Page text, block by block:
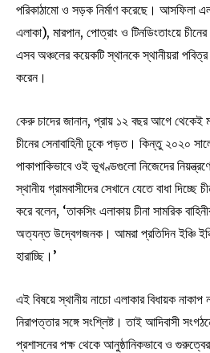
পরিকাঠামো ও সড়ক নির্মাণ করেছে। আসফিলা
এলাকা), মারপান, পোত্রাং ও টিনডিংতাংয়ে
এসব অঞ্চলের কয়েকটি স্থানকে স্থানীয়রা পবিত্র
করেন।
কেরু চাদের জানান, প্রায় ১২ বছর আগে থেকেই
চীনের সেনাবাহিনী ঢুকে পড়ত। কিন্তু ২০২০
পাকাপাকিভাবে ওই ভূখণ্ডগুলো নিজেদের
স্থানীয় গ্রামবাসীদের সেখানে যেতে বাধা দিচ্ছে
করে বলেন, ‘তাকসিং এলাকায় চীনা সামরিক
অত্যন্ত উদ্বেগজনক। আমরা প্রতিদিন ইঞ্চি
হারাচ্ছি।’
এই বিষয়ে স্থানীয় নাচো এলাকার বিধায়ক নাকাপ
নিরাপত্তার সঙ্গে সংশ্লিষ্ট। তাই আদিবাসী
প্রশাসনের পক্ষ থেকে আনুষ্ঠানিকভাবে ও